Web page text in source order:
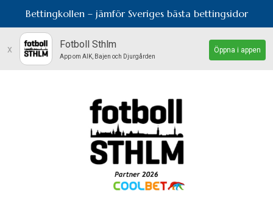
Bettingkollen – jämför Sveriges bästa bettingsidor
x Fotboll Sthlm
App om AIK, Bajen och Djurgården
Öppna i appen